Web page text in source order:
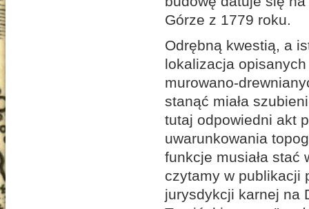
Górze z 1779 roku.
Odrębną kwestią, a
lokalizacja
murowano-
stanąć miała
tutaj odpowiedni akt
uwarunkowania
funkcje musiała
czytamy w publikacji
jurysdykcji karnej na